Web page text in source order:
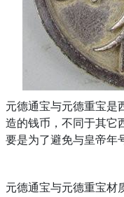
元德通宝与元德重宝是
造的钱币，不同于其它
要是为了避免与皇帝年
元德通宝与元德重宝材